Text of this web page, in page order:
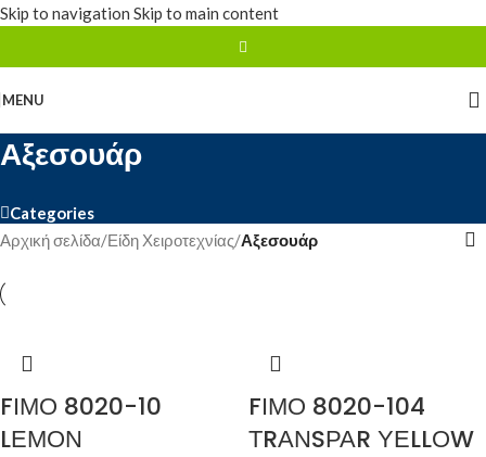
Skip to navigation Skip to main content
MENU
Αξεσουάρ
Categories
Αρχική σελίδα/Είδη Χειροτεχνίας/Αξεσουάρ
FΙΜΟ 8020-10
LΕΜΟΝ
FΙΜΟ 8020-104
ΤRΑΝSΡΑR ΥΕLLΟW